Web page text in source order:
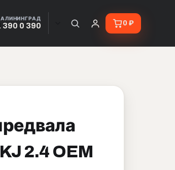
390 0 390 0 ₽
2.4 OEM